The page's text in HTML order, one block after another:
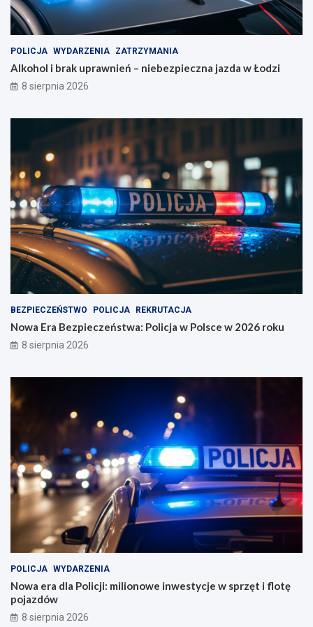
l
i
z
a
c
j
e
z
d
a
w
Ł
o
d
POLICJA WYDARZENIA ZATRZYMANIA
Alkohol i brak uprawnień – niebezpieczna jazda w Łodzi
8 sierpnia 2026
BEZPIECZEŃSTWO POLICJA REKRUTACJA
Nowa Era Bezpieczeństwa: Policja w Polsce w 2026 roku
8 sierpnia 2026
POLICJA WYDARZENIA
Nowa era dla Policji: milionowe inwestycje w sprzęt i flotę
pojazdów
8 sierpnia 2026